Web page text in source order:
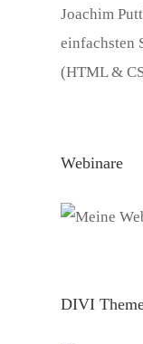
Joachim
einfachsten
(HTML &
Webinare
DIVI